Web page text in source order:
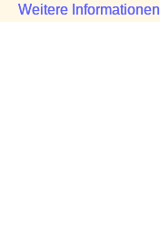
Weitere Informationen
Weitere Informationen